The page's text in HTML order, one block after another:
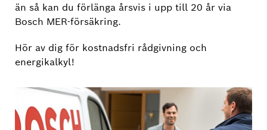
än så kan du förlänga årsvis i upp till 20 år via
Bosch MER-försäkring.
Hör av dig för kostnadsfri rådgivning och
energikalkyl!